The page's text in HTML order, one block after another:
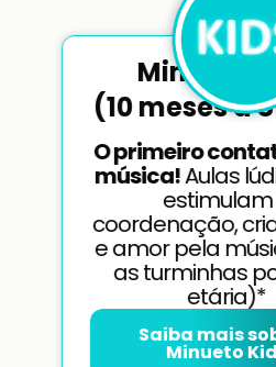
Minueto
(10 meses a
O primeiro
música!Aulas
estimulam
coordenação,
e amor pela
as turminhas
etária)*
Saiba mais
Minueto Kids